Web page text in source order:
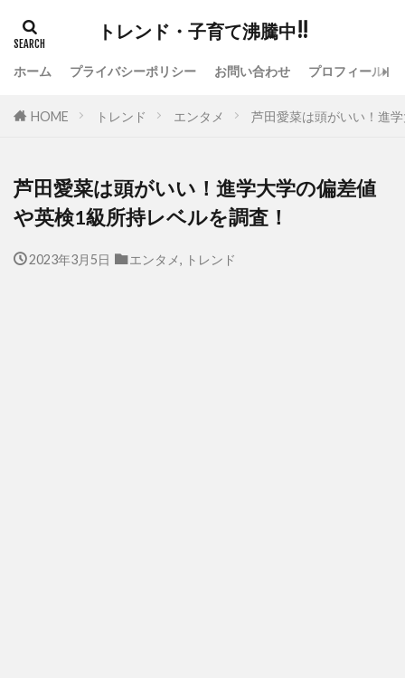
トレンド・子育て沸騰中!!
ホーム プライバシーポリシー お問い合わせ プロフィール
HOME トレンド エンタメ 芦田愛菜は頭がいい！進
芦田愛菜は頭がいい！進学大学の偏差値
や英検1級所持レベルを調査！
2023年3月5日 エンタメ, トレンド